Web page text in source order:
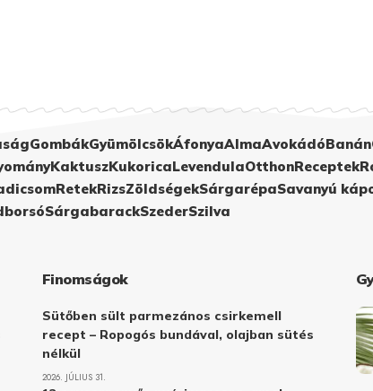
GombákGyümölcsökÁfonyaAlmaAvokádóBanán
KaktuszKukoricaLevendulaOtthonReceptek
RetekRizsZöldségekSárgarépaSavanyú
SárgabarackSzederSzilva
Finomságok
Sütőben sült parmezános csirkemell
recept – Ropogós bundával, olajban sütés
nélkül
2026. JÚLIUS 31.